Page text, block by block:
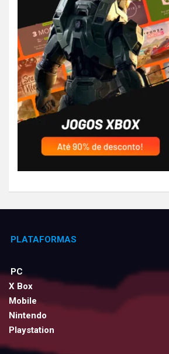
PLATAFORMAS
PC
X Box
Mobile
Nintendo
Playstation